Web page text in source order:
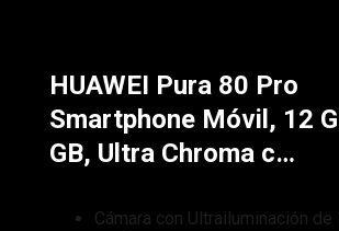
HUAWEI Pura 80 Pro
Smartphone Móvil, 12
GB, Ultra Chroma c…
Cámara con Ultrailuminación de